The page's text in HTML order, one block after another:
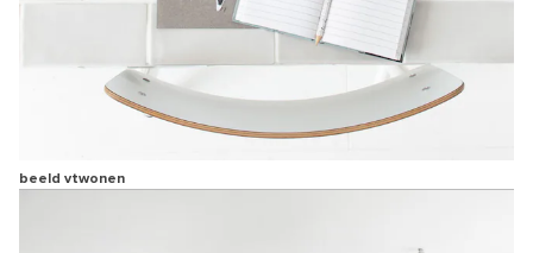
beeld vtwonen